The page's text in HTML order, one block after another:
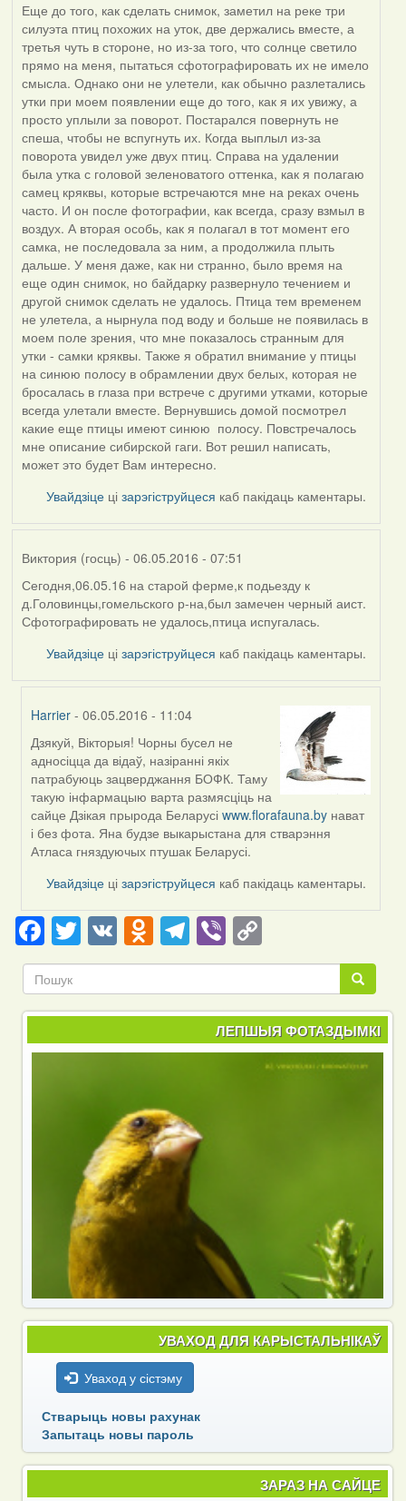
Еще до того, как сделать снимок, заметил на реке три
силуэта птиц похожих на уток, две держались вместе, а
третья чуть в стороне, но из-за того, что солнце светило
прямо на меня, пытаться сфотографировать их не имело
смысла. Однако они не улетели, как обычно разлетались
утки при моем появлении еще до того, как я их увижу, а
просто уплыли за поворот. Постарался повернуть не
спеша, чтобы не вспугнуть их. Когда выплыл из-за
поворота увидел уже двух птиц. Справа на удалении
была утка с головой зеленоватого оттенка, как я полагаю
самец кряквы, которые встречаются мне на реках очень
часто. И он после фотографии, как всегда, сразу взмыл в
воздух. А вторая особь, как я полагал в тот момент его
самка, не последовала за ним, а продолжила плыть
дальше. У меня даже, как ни странно, было время на
еще один снимок, но байдарку развернуло течением и
другой снимок сделать не удалось. Птица тем временем
не улетела, а нырнула под воду и больше не появилась в
моем поле зрения, что мне показалось странным для
утки - самки кряквы. Также я обратил внимание у птицы
на синюю полосу в обрамлении двух белых, которая не
бросалась в глаза при встрече с другими утками, которые
всегда улетали вместе. Вернувшись домой посмотрел
какие еще птицы имеют синюю полосу. Повстречалось
мне описание сибирской гаги. Вот решил написать,
может это будет Вам интересно.
Увайдзіце цізарэгіструйцеся каб пакідаць каментары.
Виктория (госць) - 06.05.2016 - 07:51
Сегодня,06.05.16 на старой ферме,к подьезду к
д.Головинцы,гомельского р-на,был замечен черный аист.
Сфотографировать не удалось,птица испугалась.
Увайдзіце цізарэгіструйцеся каб пакідаць каментары.
Harrier - 06.05.2016 - 11:04
In
reply
to
by
Виктория
(госць)
Дзякуй, Вікторыя! Чорны бусел не
адносіцца да відаў, назіранні якіх
патрабуюць зацверджання БОФК. Таму
такую інфармацыю варта размясціць на
сайце Дзікая прырода Беларусіwww.florafauna.by нават
і без фота. Яна будзе выкарыстана для стварэння
Атласа гняздуючых птушак Беларусі.
Увайдзіце цізарэгіструйцеся каб пакідаць каментары.
Facebook
Twitter
VKOdnoklassniki
Telegram
ViberCopy
Link Пошук
Пошук
ЛЕПШЫЯ ФОТАЗДЫМКІ
УВАХОД ДЛЯ КАРЫСТАЛЬНІКАЎ
Уваход у сістэму
Стварыць новы рахунак
Запытаць новы пароль
ЗАРАЗ НА САЙЦЕ